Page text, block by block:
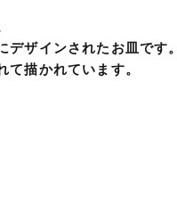
ザインされたお皿です。
描かれています。